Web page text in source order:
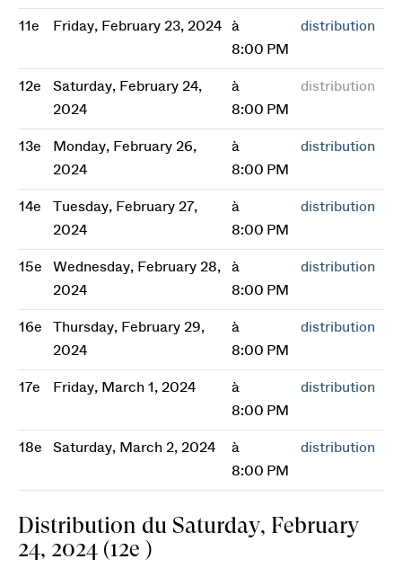
11e Friday, February 23, 2024
à
8:00 PM
distribution
12e
Saturday, February 24,
2024
à
8:00 PM
distribution
13e
Monday, February 26,
2024
à
8:00 PM
distribution
14e
Tuesday, February 27,
2024
à
8:00 PM
distribution
15e
Wednesday, February 28,
2024
à
8:00 PM
distribution
16e
Thursday, February 29,
2024
à
8:00 PM
distribution
17e Friday, March 1, 2024
à
8:00 PM
distribution
18e Saturday, March 2, 2024
à
8:00 PM
distribution
Distribution du Saturday, February
24, 2024 (12e )